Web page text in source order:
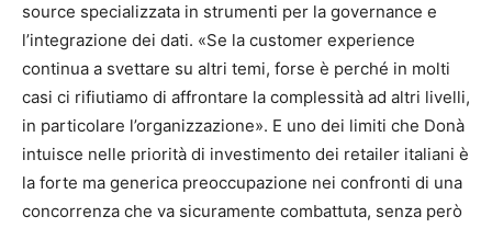
source specializzata in strumenti per la governance e
l’integrazione dei dati. «Se la customer experience
continua a svettare su altri temi, forse è perché in molti
casi ci rifiutiamo di affrontare la complessità ad altri livelli,
in particolare l’organizzazione». E uno dei limiti che Donà
intuisce nelle priorità di investimento dei retailer italiani è
la forte ma generica preoccupazione nei confronti di una
concorrenza che va sicuramente combattuta, senza però